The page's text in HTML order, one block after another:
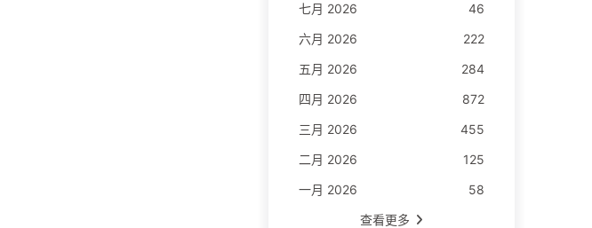
七月 2026
46
六月 2026
222
五月 2026
284
四月 2026
872
三月 2026
455
二月 2026
125
一月 2026
58
查看更多